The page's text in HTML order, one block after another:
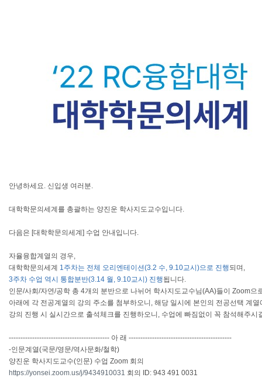
안녕하세요. 신입생 여러분.
대학학문의세계를 총괄하는 양진운 학사지도교수입니다.
다음은 [대학학문의세계] 수업 안내입니다.
자율융합계열의 경우,
대학학문의세계 1주차는 전체 오리엔테이션(3.2 수, 9.10교시)으로 진행되며,
3주차 수업 역시 통합분반(3.14 월, 9.10교시) 진행됩니다.
인문/사회/자연/공학 총 4개의 분반으로 나뉘어 학사지도교수님(AA)들이 Zoom으
아래에 각 전공계열의 강의 주소를 첨부하오니, 해당 일시에 본인의 전공선택 계
강의 진행 시 실시간으로 출석체크를 진행하오니, 수업에 빠짐없이 꼭 참석해주시
------------------------------------------- 아 래 --------------------------------------------
-인문계열(국문/영문/역사문화/철학)
양진운 학사지도교수(인문) 수업 Zoom 회의
https://yonsei.zoom.us/j/9434910031 회의 ID: 943 491 0031